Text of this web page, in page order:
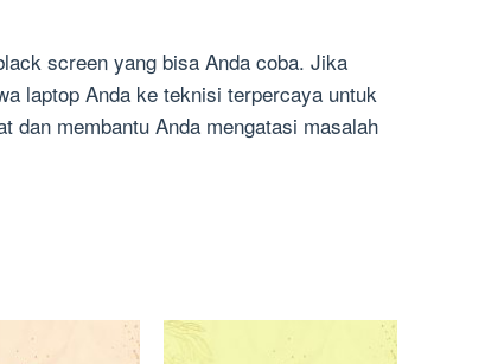
screen yang bisa Anda coba. Jika
laptop Anda ke teknisi terpercaya untuk
dan membantu Anda mengatasi masalah